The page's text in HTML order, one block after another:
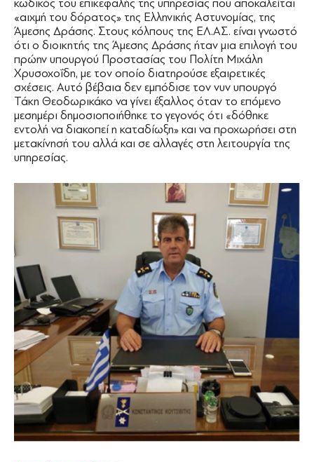
κωδικός του επικεφαλής της υπηρεσίας που αποκαλείται
«αιχμή του δόρατος» της Ελληνικής Αστυνομίας, της
Άμεσης ∆ράσης. Στους κόλπους της ΕΛ.ΑΣ. είναι γνωστό
ότι ο διοικητής της Άμεσης ∆ράσης ήταν μια επιλογή του
πρώην υπουργού Προστασίας του Πολίτη Μιχάλη
Χρυσοχοΐδη, με τον οποίο διατηρούσε εξαιρετικές
σχέσεις. Αυτό βέβαια δεν εμπόδισε τον νυν υπουργό
Τάκη Θεοδωρικάκο να γίνει έξαλλος όταν το επόμενο
μεσημέρι δημοσιοποιήθηκε το γεγονός ότι «δόθηκε
εντολή να διακοπεί η καταδίωξη» και να προχωρήσει στη
μετακίνησή του αλλά και σε αλλαγές στη λειτουργία της
υπηρεσίας.